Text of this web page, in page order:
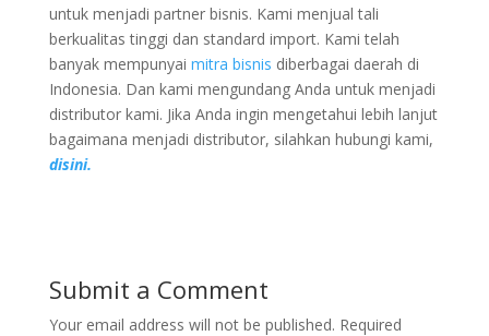
untuk menjadi partner bisnis. Kami menjual tali
berkualitas tinggi dan standard import. Kami telah
banyak mempunyai mitra bisnis diberbagai daerah di
Indonesia. Dan kami mengundang Anda untuk menjadi
distributor kami. Jika Anda ingin mengetahui lebih lanjut
bagaimana menjadi distributor, silahkan hubungi kami,
disini.
Submit a Comment
Your email address will not be published. Required